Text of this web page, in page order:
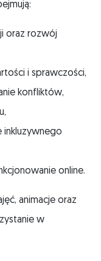
oraz rozwój
i sprawczości,
konfliktów,
inkluzywnego
online.
animacje oraz
w